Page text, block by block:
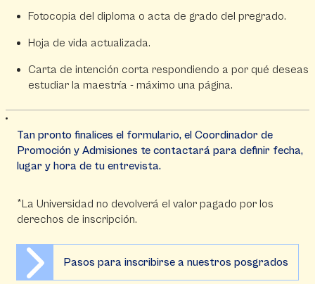
Fotocopia del diploma o acta de grado del pregrado.
Hoja de vida actualizada.
Carta de intención corta respondiendo a por qué deseas
estudiar la maestría - máximo una página.
Tan pronto finalices el formulario, el Coordinador de
Promoción y Admisiones te contactará para definir fecha,
lugar y hora de tu entrevista.
*La Universidad no devolverá el valor pagado por los
derechos de inscripción.
Pasos para inscribirse a nuestros posgrados